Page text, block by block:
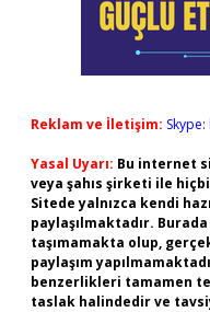
Reklam ve İletişim:
Yasal Uyarı: Bu internet
veya şahıs şirketi ile
Sitede yalnızca kendi
paylaşılmaktadır.
taşımamakta olup,
paylaşım
benzerlikleri tamamen
taslak halindedir ve